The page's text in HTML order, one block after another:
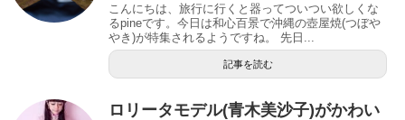
こんにちは、旅行に行くと器ってついつい欲しくな
るpineです。今日は和心百景で沖縄の壺屋焼(つぼや
やき)が特集されるようですね。 先日...
記事を読む
ロリータモデル(青木美沙子)がかわい